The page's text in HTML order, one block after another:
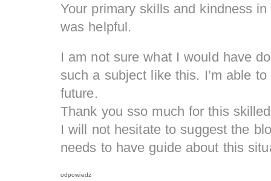
Your primary skills and kindness
was helpful.
I am not sure what I would have
such a subject like this. I’m able
future.
Thank you sso much for this
I will not hesitate to suggest the
needs to have guide about this
odpowiedz